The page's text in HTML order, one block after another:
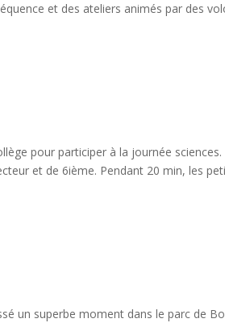
et des ateliers animés par des
pour participer à la journée
et de 6ième. Pendant 20 min, les
un superbe moment dans le parc de